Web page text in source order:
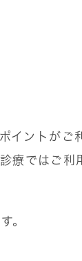
イントがご
療ではご利
。